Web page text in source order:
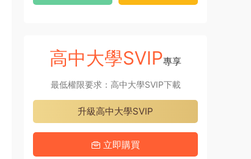
高中大學SVIP專享
最低權限要求：高中大學SVIP下載
升級高中大學SVIP
立即購買